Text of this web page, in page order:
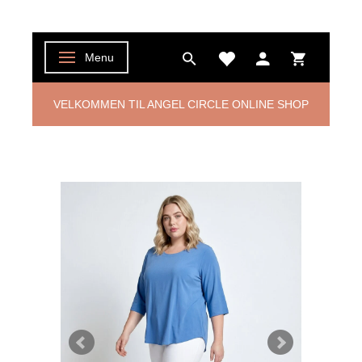
Skifte navigation
Menu
VELKOMMEN TIL ANGEL CIRCLE ONLINE SHOP